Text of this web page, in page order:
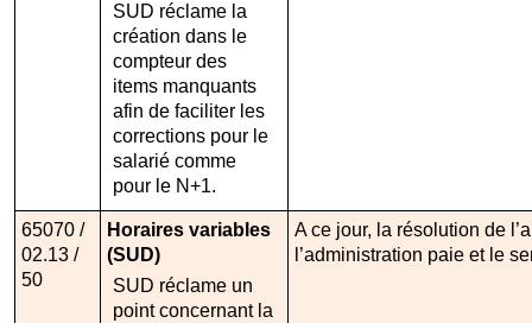
SUD réclame la
création dans le
compteur des
items manquants
afin de faciliter les
corrections pour le
salarié comme
pour le N+1.
65070 /
02.13 /
50
Horaires variables
(SUD)
SUD réclame un
point concernant la
A ce jour, la résolution de
l’administration paie et le